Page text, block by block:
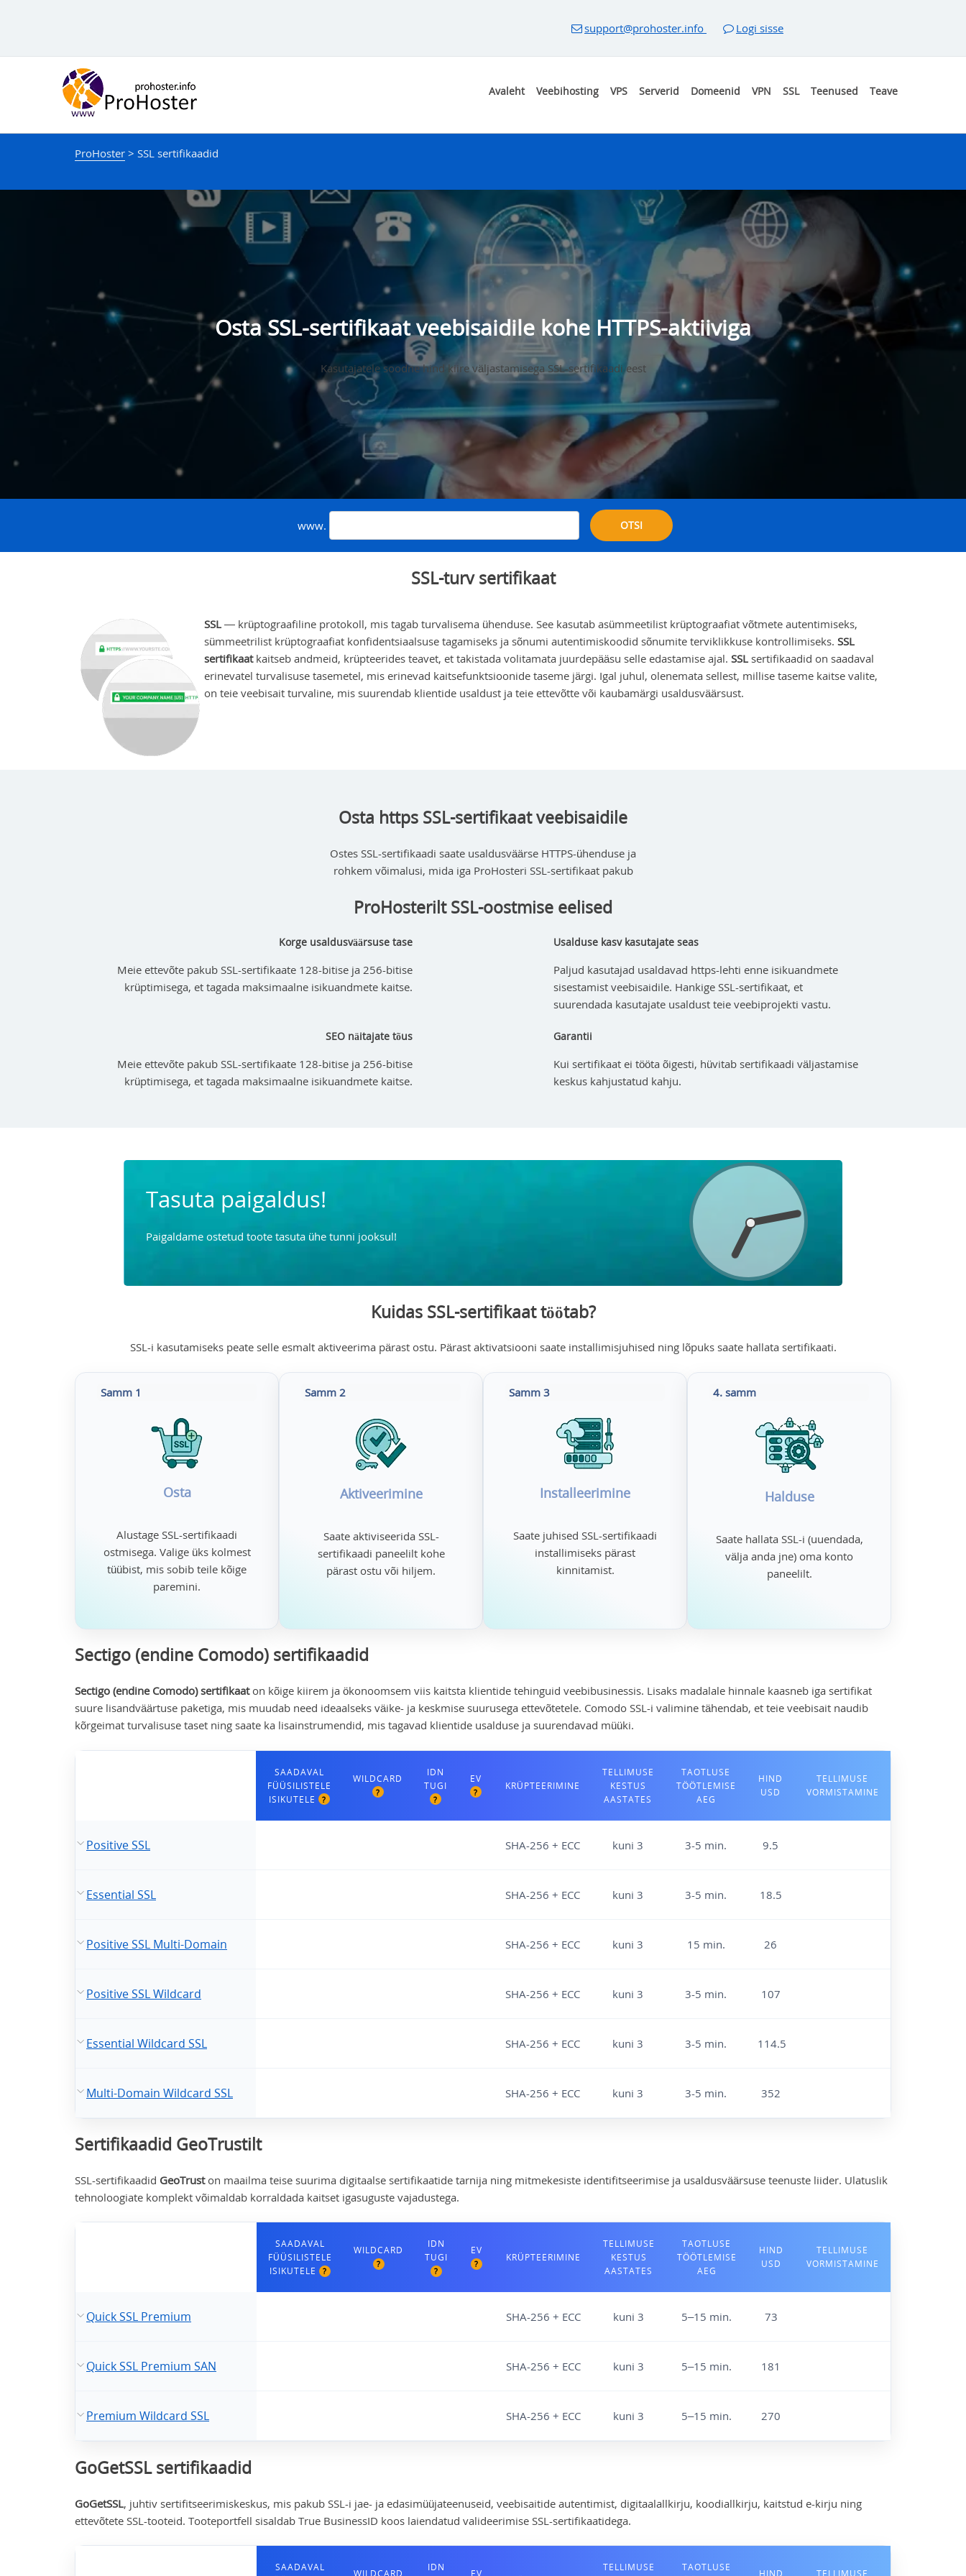
support@prohoster.info
Logi sisse
Avaleht Veebihosting VPS Serverid Domeenid VPN SSL Teenused Teave
ProHoster > SSL sertifikaadid
Osta SSL-sertifikaat veebisaidile kohe HTTPS-aktiiviga
Kasutajatele soodne hind kiire väljastamisega SSL-sertifikaadi eest
www. OTSI
SSL-turv sertifikaat
SSL— krüptograafiline protokoll, mis tagab turvalisema ühenduse. See kasutab asümmeetilist krüptograafiat võtmete autentimiseks,
sümmeetrilist krüptograafiat konfidentsiaalsuse tagamiseks ja sõnumi autentimiskoodid sõnumite terviklikkuse kontrollimiseks. SSL
sertifikaatkaitseb andmeid, krüpteerides teavet, et takistada volitamata juurdepääsu selle edastamise ajal. SSLsertifikaadid on saadaval
erinevatel turvalisuse tasemetel, mis erinevad kaitsefunktsioonide taseme järgi. Igal juhul, olenemata sellest, millise taseme kaitse valite,
on teie veebisait turvaline, mis suurendab klientide usaldust ja teie ettevõtte või kaubamärgi usaldusväärsust.
Osta https SSL-sertifikaat veebisaidile
Ostes SSL-sertifikaadi saate usaldusväärse HTTPS-ühenduse ja
rohkem võimalusi, mida iga ProHosteri SSL-sertifikaat pakub
ProHosterilt SSL-oostmise eelised
Korge usaldusväärsuse tase
Meie ettevõte pakub SSL-sertifikaate 128-bitise ja 256-bitise
krüptimisega, et tagada maksimaalne isikuandmete kaitse.
Usalduse kasv kasutajate seas
Paljud kasutajad usaldavad https-lehti enne isikuandmete
sisestamist veebisaidile. Hankige SSL-sertifikaat, et
suurendada kasutajate usaldust teie veebiprojekti vastu.
SEO näitajate tõus
Meie ettevõte pakub SSL-sertifikaate 128-bitise ja 256-bitise
krüptimisega, et tagada maksimaalne isikuandmete kaitse.
Garantii
Kui sertifikaat ei tööta õigesti, hüvitab sertifikaadi väljastamise
keskus kahjustatud kahju.
Tasuta paigaldus!
Paigaldame ostetud toote tasuta ühe tunni jooksul!
Kuidas SSL-sertifikaat töötab?
SSL-i kasutamiseks peate selle esmalt aktiveerima pärast ostu. Pärast aktivatsiooni saate installimisjuhised ning lõpuks saate hallata sertifikaati.
Samm 1
Osta
Alustage SSL-sertifikaadi
ostmisega. Valige üks kolmest
tüübist, mis sobib teile kõige
paremini.
Samm 2
Aktiveerimine
Saate aktiviseerida SSL-
sertifikaadi paneelilt kohe
pärast ostu või hiljem.
Samm 3
Installeerimine
Saate juhised SSL-sertifikaadi
installimiseks pärast
kinnitamist.
4. samm
Halduse
Saate hallata SSL-i (uuendada,
välja anda jne) oma konto
paneelilt.
Sectigo (endine Comodo) sertifikaadid
Sectigo (endine Comodo) sertifikaaton kõige kiirem ja ökonoomsem viis kaitsta klientide tehinguid veebibusinessis. Lisaks madalale hinnale kaasneb iga sertifikat
suure lisandväärtuse paketiga, mis muudab need ideaalseks väike- ja keskmise suurusega ettevõtetele. Comodo SSL-i valimine tähendab, et teie veebisait naudib
kõrgeimat turvalisuse taset ning saate ka lisainstrumendid, mis tagavad klientide usalduse ja suurendavad müüki.
SAADAVAL
FÜÜSILISTELE
ISIKUTELE
?
WILDCARD
?
IDN
TUGI
?
EV
?
KRÜPTEERIMINE
TELLIMUSE
KESTUS
AASTATES
TAOTLUSE
TÖÖTLEMISE
AEG
HIND
USD
TELLIMUSE
VORMISTAMINE
Positive SSL SHA-256 + ECC kuni 3 3-5 min. 9.5
Essential SSL SHA-256 + ECC kuni 3 3-5 min. 18.5
Positive SSL Multi-Domain SHA-256 + ECC kuni 3 15 min. 26
Positive SSL Wildcard SHA-256 + ECC kuni 3 3-5 min. 107
Essential Wildcard SSL SHA-256 + ECC kuni 3 3-5 min. 114.5
Multi-Domain Wildcard SSL SHA-256 + ECC kuni 3 3-5 min. 352
Sertifikaadid GeoTrustilt
SSL-sertifikaadid GeoTruston maailma teise suurima digitaalse sertifikaatide tarnija ning mitmekesiste identifitseerimise ja usaldusväärsuse teenuste liider. Ulatuslik
tehnoloogiate komplekt võimaldab korraldada kaitset igasuguste vajadustega.
SAADAVAL
FÜÜSILISTELE
ISIKUTELE
?
WILDCARD
?
IDN
TUGI
?
EV
?
KRÜPTEERIMINE
TELLIMUSE
KESTUS
AASTATES
TAOTLUSE
TÖÖTLEMISE
AEG
HIND
USD
TELLIMUSE
VORMISTAMINE
Quick SSL Premium SHA-256 + ECC kuni 3 5–15 min. 73
Quick SSL Premium SAN SHA-256 + ECC kuni 3 5–15 min. 181
Premium Wildcard SSL SHA-256 + ECC kuni 3 5–15 min. 270
GoGetSSL sertifikaadid
GoGetSSL, juhtiv sertifitseerimiskeskus, mis pakub SSL-i jae- ja edasimüüjateenuseid, veebisaitide autentimist, digitaalallkirju, koodiallkirju, kaitstud e-kirju ning
ettevõtete SSL-tooteid. Tooteportfell sisaldab True BusinessID koos laiendatud valideerimise SSL-sertifikaatidega.
SAADAVAL
IDN
TELLIMUSE
TAOTLUSE